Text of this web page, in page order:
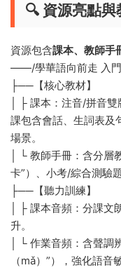
​🔍 資源亮點
資源包含​課本、教師手
——/學華語向前走 入
├──【核心教材】
│ ├️ 課本：注音/拼音
課包含會話、生詞表及
場景。
│ └️ 教師手冊：含分層
卡”）、小考/綜合測驗
├──【聽力訓練】
│ ├️ 課本音頻：分課
升。
│ └️ 作業音頻：含聲調
（mǎ）”），強化語音